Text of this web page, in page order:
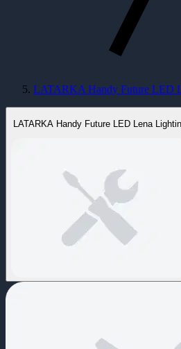
LATARKA Handy Future LED
LATARKA Handy Future LED Lena